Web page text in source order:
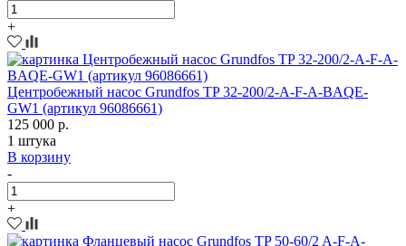
+
Центробежный насос Grundfos TP 32-200/2-A-F-A-BAQE-
GW1 (артикул 96086661)
125 000 р.
1 штука
В корзину
-
+